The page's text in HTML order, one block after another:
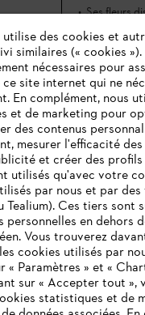
Ses fleurs
Les plantes
également
lisses grâce
crampons.
Ces
peuvent
remplacer
leurs épines
pouvez
utiliser
clôtures
orienter les
prudence.
Ces plantes
en mai et
des cookies et
similaires (« cookies
nécessaires pour
site internet qui ne
En complément, nous
et de marketing pour
des contenus
mesurer l'efficacité
et créer des
utilisés qu'avec votre
par nous et par
Tealium). Ces tiers sont
en dehors
Vous trouverez
cookies utilisés par
Paramètres » et «
sur « Accepter tout »,
statistiques et de